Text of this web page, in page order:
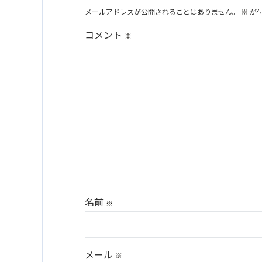
メールアドレスが公開されることはありません。 ※ が
コメント ※
名前 ※
メール ※